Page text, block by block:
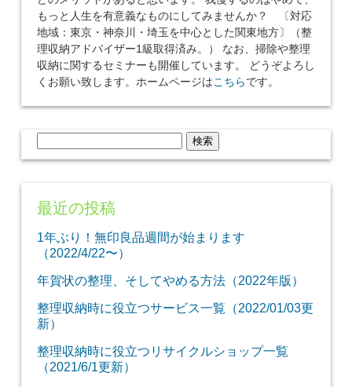
もっと人生を有意義なものにしてみませんか？ 〔対応
地域：東京・神奈川・埼玉を中心とした関東地方〕（整
理収納アドバイザー1級取得済み。） なお、掃除や整理
収納に関するセミナーも開催しています。 どうぞよろし
くお願い致します。ホームページはこちら です。
索:
最近の投稿
1年ぶり！無印良品週間が始まります
（2022/4/22〜）
年賀状の整理、そしてやめる方法（2022年版）
整理収納時に役立つサービス一覧（2022/01/03更
新）
整理収納時に役立つリサイクルショップ一覧
（2021/6/1更新）